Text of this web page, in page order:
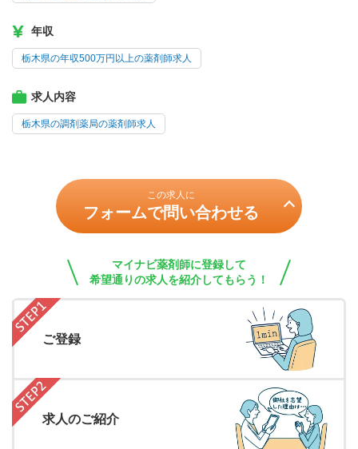
年収
栃木県の年収500万円以上の薬剤師求人
求人内容
栃木県の調剤薬局の薬剤師求人
この求人に
フォームで問い合わせる
マイナビ薬剤師に登録して
希望通りの求人を紹介してもらう！
ご登録
求人のご紹介